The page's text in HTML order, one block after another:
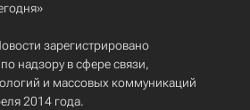
зарегистрировано
надзору в сфере связи,
и массовых коммуникаций
2014 года.